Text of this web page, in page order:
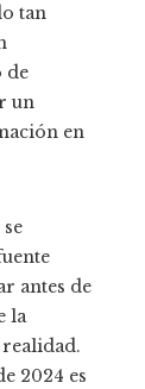
tan
de
un
en
antes de
la
2024 es